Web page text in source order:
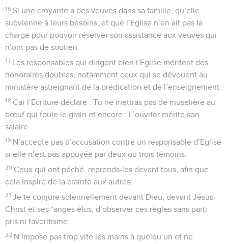
16 Si une croyante a des veuves dans sa famille, qu’elle
subvienne à leurs besoins, et que l’Eglise n’en ait pas la
charge pour pouvoir réserver son assistance aux veuves qui
n’ont pas de soutien.
17 Les responsables qui dirigent bien l’Eglise méritent des
honoraires doubles, notamment ceux qui se dévouent au
ministère astreignant de la prédication et de l’enseignement.
18 Car l’Ecriture déclare : Tu ne mettras pas de muselière au
bœuf qui foule le grain et encore : L’ouvrier mérite son
salaire.
19 N’accepte pas d’accusation contre un responsable d’Eglise
si elle n’est pas appuyée par deux ou trois témoins.
20 Ceux qui ont péché, reprends-les devant tous, afin que
cela inspire de la crainte aux autres.
21 Je te conjure solennellement devant Dieu, devant Jésus-
Christ et ses *anges élus, d’observer ces règles sans parti-
pris ni favoritisme.
22 N’impose pas trop vite les mains à quelqu’un et ne